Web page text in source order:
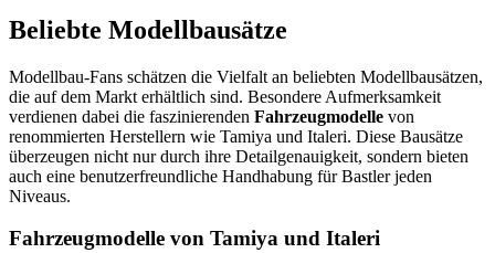
Beliebte Modellbausätze
Modellbau-Fans schätzen die Vielfalt an beliebten Modellbausätzen,
die auf dem Markt erhältlich sind. Besondere Aufmerksamkeit
verdienen dabei die faszinierenden Fahrzeugmodelle von
renommierten Herstellern wie Tamiya und Italeri. Diese Bausätze
überzeugen nicht nur durch ihre Detailgenauigkeit, sondern bieten
auch eine benutzerfreundliche Handhabung für Bastler jeden
Niveaus.
Fahrzeugmodelle von Tamiya und Italeri